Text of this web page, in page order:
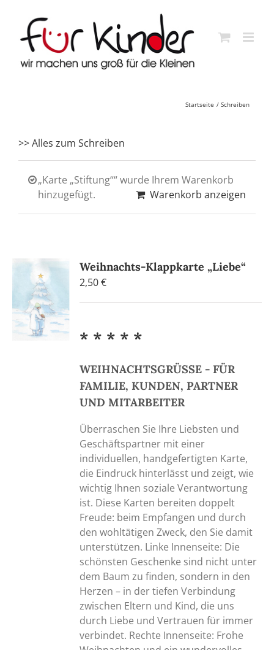
content
Startseite Schreiben
>> Alles zum Schreiben
„Karte „Stiftung““ wurde Ihrem Warenkorb
hinzugefügt.
Warenkorb anzeigen
Weihnachts-Klappkarte „Liebe“
2,50€
* * * * *
WEIHNACHTSGRÜSSE - FÜR
FAMILIE, KUNDEN, PARTNER
UND MITARBEITER
Überraschen Sie Ihre Liebsten und
Geschäftspartner mit einer
individuellen, handgefertigten Karte,
die Eindruck hinterlässt und zeigt, wie
wichtig Ihnen soziale Verantwortung
ist. Diese Karten bereiten doppelt
Freude: beim Empfangen und durch
den wohltätigen Zweck, den Sie damit
unterstützen. Linke Innenseite: Die
schönsten Geschenke sind nicht unter
dem Baum zu finden, sondern in den
Herzen – in der tiefen Verbindung
zwischen Eltern und Kind, die uns
durch Liebe und Vertrauen für immer
verbindet. Rechte Innenseite: Frohe